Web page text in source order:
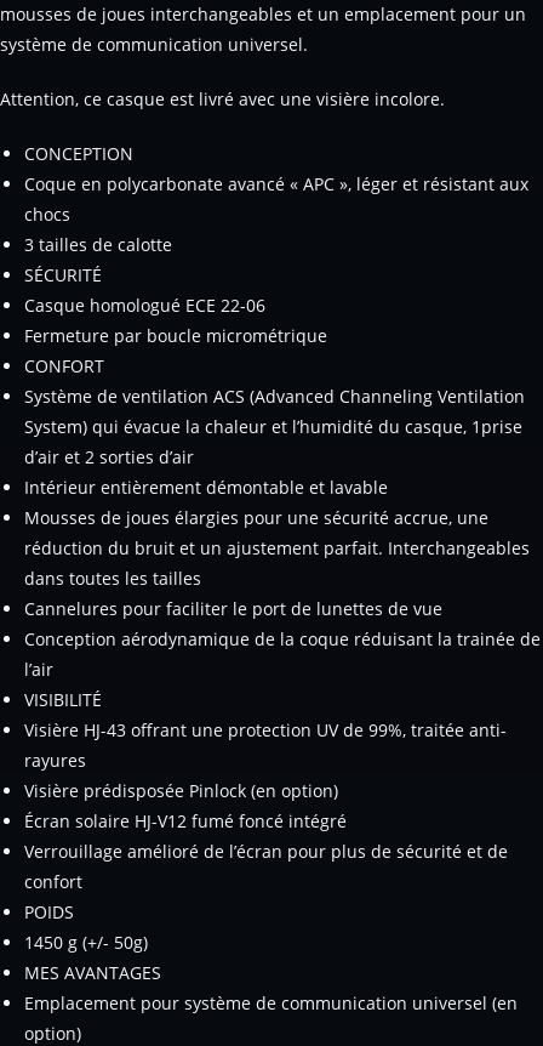
mousses de joues interchangeables et un emplacement pour un
système de communication universel.
Attention, ce casque est livré avec une visière incolore.
CONCEPTION
Coque en polycarbonate avancé « APC », léger et résistant aux
chocs
3 tailles de calotte
SÉCURITÉ
Casque homologué ECE 22-06
Fermeture par boucle micrométrique
CONFORT
Système de ventilation ACS (Advanced Channeling Ventilation
System) qui évacue la chaleur et l’humidité du casque, 1prise
d’air et 2 sorties d’air
Intérieur entièrement démontable et lavable
Mousses de joues élargies pour une sécurité accrue, une
réduction du bruit et un ajustement parfait. Interchangeables
dans toutes les tailles
Cannelures pour faciliter le port de lunettes de vue
Conception aérodynamique de la coque réduisant la trainée de
l’air
VISIBILITÉ
Visière HJ-43 offrant une protection UV de 99%, traitée anti-
rayures
Visière prédisposée Pinlock (en option)
Écran solaire HJ-V12 fumé foncé intégré
Verrouillage amélioré de l’écran pour plus de sécurité et de
confort
POIDS
1450 g (+/- 50g)
MES AVANTAGES
Emplacement pour système de communication universel (en
option)